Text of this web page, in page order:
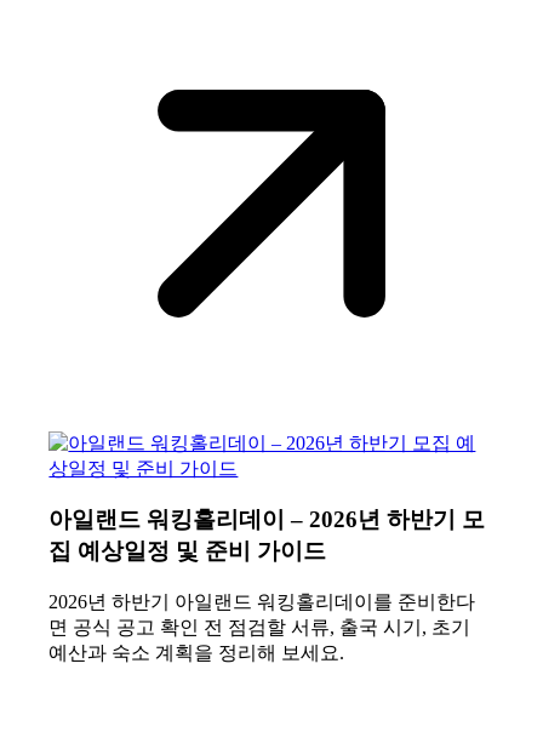
아일랜드 워킹홀리데이 – 2026년 하반기 모
집 예상일정 및 준비 가이드
2026년 하반기 아일랜드 워킹홀리데이를 준비한다
면 공식 공고 확인 전 점검할 서류, 출국 시기, 초기
예산과 숙소 계획을 정리해 보세요.